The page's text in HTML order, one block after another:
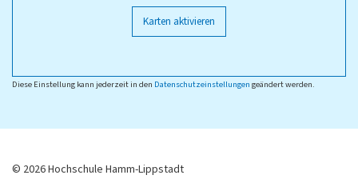
Karten aktivieren
Diese Einstellung kann jederzeit in den Datenschutzeinstellungen geändert werden.
© 2026 Hochschule Hamm-Lippstadt